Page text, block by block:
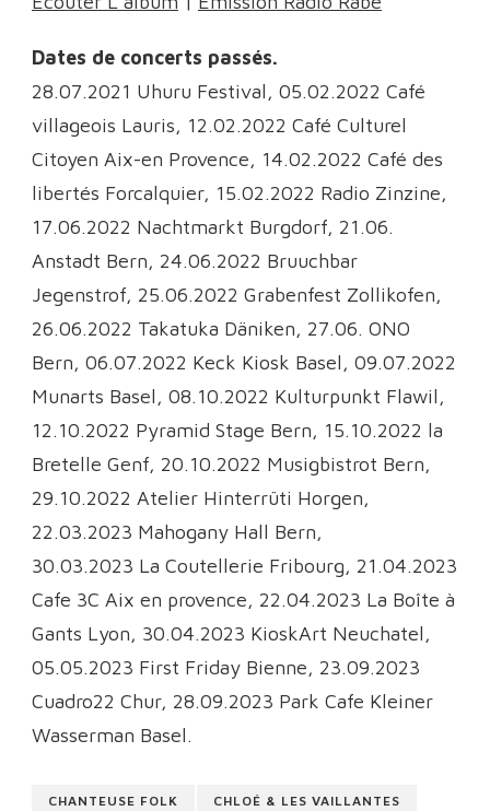
Dates de concerts passés.
28.07.2021 Uhuru Festival, 05.02.2022 Café
villageois Lauris, 12.02.2022 Café Culturel
Citoyen Aix-en Provence, 14.02.2022 Café des
libertés Forcalquier, 15.02.2022 Radio Zinzine,
17.06.2022 Nachtmarkt Burgdorf, 21.06.
Anstadt Bern, 24.06.2022 Bruuchbar
Jegenstrof, 25.06.2022 Grabenfest Zollikofen,
26.06.2022 Takatuka Däniken, 27.06. ONO
Bern, 06.07.2022 Keck Kiosk Basel, 09.07.2022
Munarts Basel, 08.10.2022 Kulturpunkt Flawil,
12.10.2022 Pyramid Stage Bern, 15.10.2022 la
Bretelle Genf, 20.10.2022 Musigbistrot Bern,
29.10.2022 Atelier Hinterrüti Horgen,
22.03.2023 Mahogany Hall Bern,
30.03.2023 La Coutellerie Fribourg, 21.04.2023
Cafe 3C Aix en provence, 22.04.2023 La Boîte à
Gants Lyon, 30.04.2023 KioskArt Neuchatel,
05.05.2023 First Friday Bienne, 23.09.2023
Cuadro22 Chur, 28.09.2023 Park Cafe Kleiner
Wasserman Basel.
CHANTEUSE FOLK CHLOÉ & LES VAILLANTES